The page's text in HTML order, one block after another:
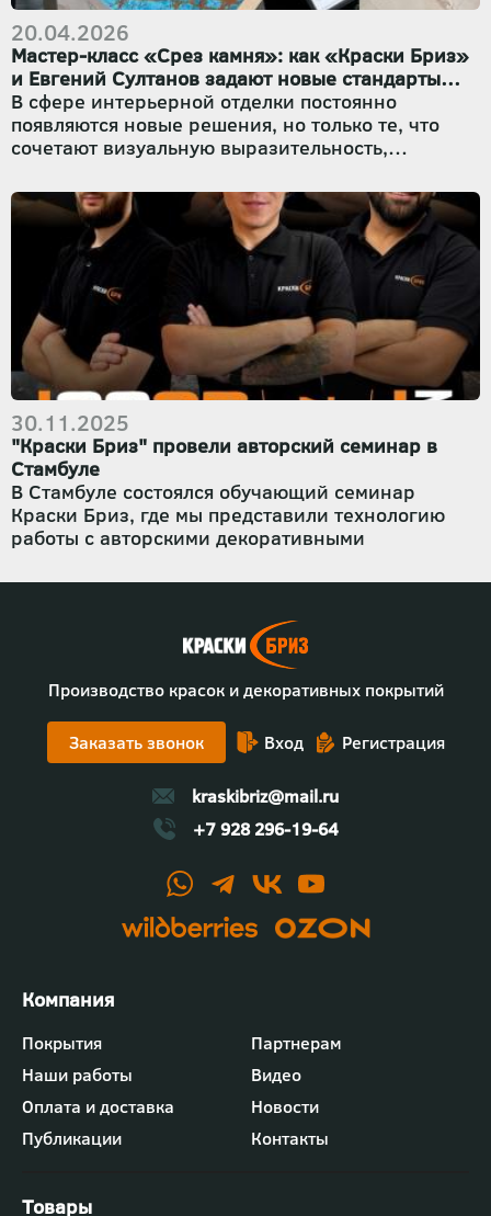
20.04.2026
Мастер-класс «Срез камня»: как «Краски Бриз»
и Евгений Султанов задают новые стандарты
декоративной отделки
В сфере интерьерной отделки постоянно
появляются новые решения, но только те, что
сочетают визуальную выразительность,
становятся настоящими хитами. Недавно наш
партнёр, профессиональный мастер-технолог
Евгений Султанов
, провёл очное групповое
обучение по авторской технике «Срез камня» .
Мероприятие стало площадкой для обмена
опытом, отработки практических навыков и
демонстрации реальных возможностей
материалов«Краски Бриз».
30.11.2025
"Краски Бриз" провели авторский семинар в
Стамбуле
В Стамбуле состоялся обучающий семинар
Краски Бриз, где мы представили технологию
работы с авторскими декоративными
демонстрацию материалов, особенности
Мы показали фактуры, которые разрабатываем и
тестируем на производстве, рассказали о
составе материалов, этапах подготовки
поверхности и ключевых технических нюансах.
Участники смогли задать вопросы, посмотреть
процесс вживую и оценить качество
декоративных решений.
Производство красок и декоративных покрытий
Заказать звонок Вход Регистрация
kraskibriz@mail.ru
+7 928 296-19-64
Футер
-
меню
"Компания"
Покрытия
Партнерам
Наши работы
Видео
Оплата и доставка
Новости
Публикации
Контакты